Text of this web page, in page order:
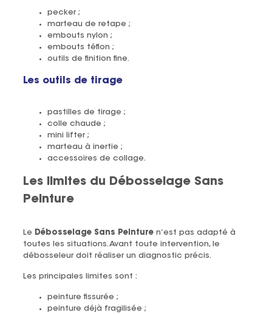
pecker ;
marteau de retape ;
embouts nylon ;
embouts téflon ;
outils de finition fine.
Les outils de tirage
pastilles de tirage ;
colle chaude ;
mini lifter ;
marteau à inertie ;
accessoires de collage.
Les limites du Débosselage Sans
Peinture
Le Débosselage Sans Peinturen’est pas adapté à
toutes les situations. Avant toute intervention, le
débosseleur doit réaliser un diagnostic précis.
Les principales limites sont :
peinture fissurée ;
peinture déjà fragilisée ;